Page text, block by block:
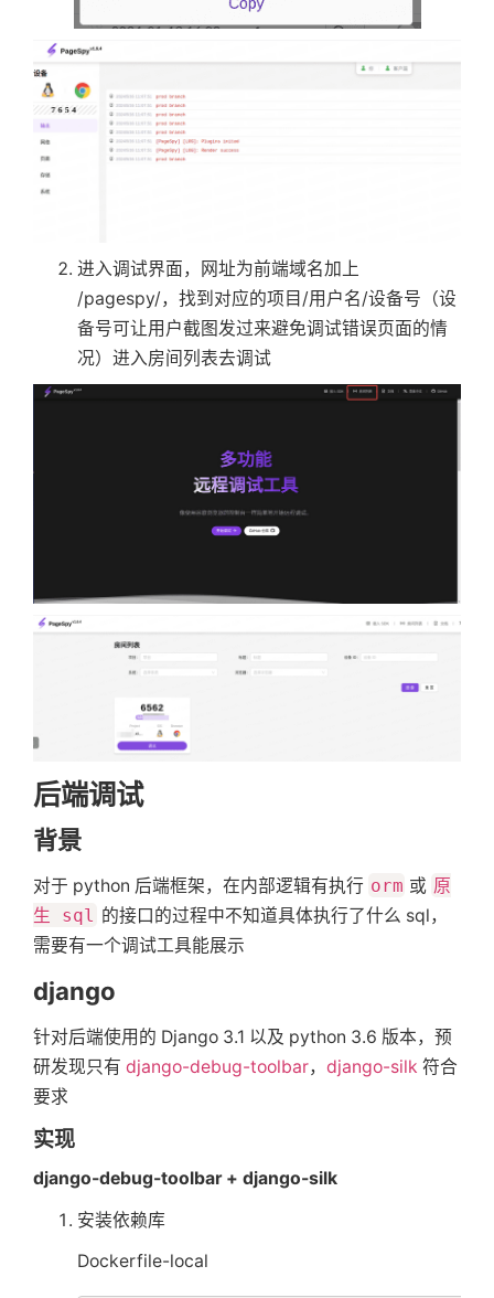
进入调试界面，网址为前端域名加上
/pagespy/，找到对应的项目/用户名/设备号（设
备号可让用户截图发过来避免调试错误页面的情
况）进入房间列表去调试
后端调试
背景
对于 python 后端框架，在内部逻辑有执行 orm 或 原
生 sql 的接口的过程中不知道具体执行了什么 sql，
需要有一个调试工具能展示
django
针对后端使用的 Django 3.1 以及 python 3.6 版本，预
研发现只有 django-debug-toolbar， django-silk 符合
要求
实现
django-debug-toolbar + django-silk
安装依赖库
Dockerfile-local